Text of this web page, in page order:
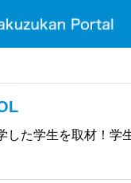
した学生を取材！学